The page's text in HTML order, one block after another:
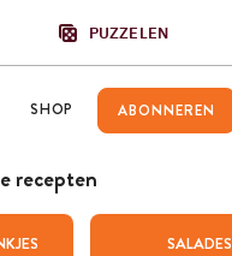
PUZZELEN
SHOP ABONNEREN
recepten
SALADES